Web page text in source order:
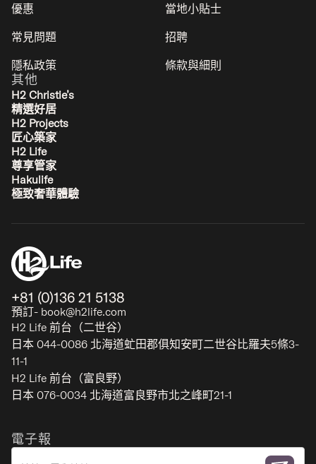
Asanagi
比羅夫 - 二世谷
2-9
比羅夫上部 - 二世谷
優惠
當地小貼士
常見問題
招聘
隱私政策
條款與細則
其他
H2 Christie’s
精選好居
H2 Projects
匠心築家
H2 Life
尊享管家
Hakulife
極致奢華體驗
+81 (0)136 21 5138
預訂- book@h2life.com
H2 Life 前台（二世谷）
日本 044-0086 北海道虻田郡俱知安町二世谷比羅夫5條3-
11-1
H2 Life 前台（富良野）
日本 076-0034 北海道富良野市北之峰町21-1
電子報